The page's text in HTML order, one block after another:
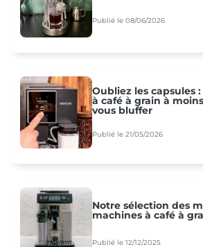
Publié le 08/06/2026
Oubliez les capsules
à café à grain à
vous bluffer
Publié le 21/05/2026
Notre sélection des
machines à café à
Publié le 12/12/2025